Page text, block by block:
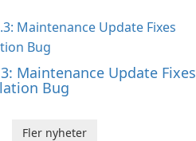
Maintenance Update Fixes
Bug
Fler nyheter